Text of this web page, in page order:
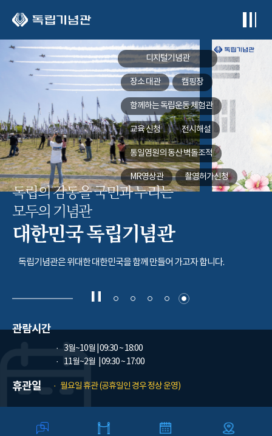
디지털기념관
장소 대관 캠핑장
함께하는독립운동 체험관
교육 신청 전시해설
통일염원의 동산벽돌조적
MR영상관 촬영허가신청
독립의 감동을 국민과 누리는
모두의 기념관
대한민국 독립기념관
독립기념관은 위대한 대한민국을 함께 만들어 가고자 합니다.
관람시간
3월~10월 | 09:30 ~ 18:00
11월~2월
| 09:30 ~ 17:00
휴관일 월요일 휴관 (공휴일인 경우 정상 운영)